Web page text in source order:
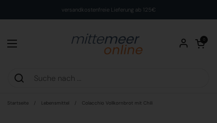
versandkostenfreie Lieferung ab 125€
Menü öffnen
Warenkorb
0
Startseite / Lebensmittel / Colacchio Vollkornbrot mit Chili